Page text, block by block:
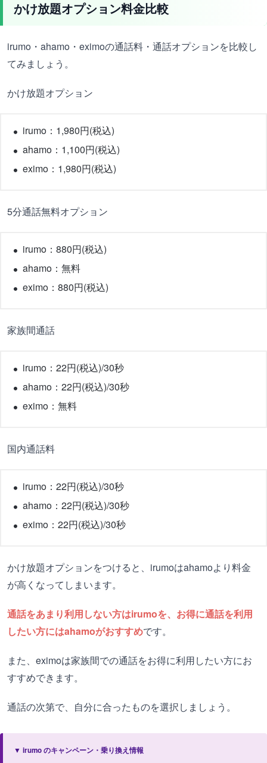
かけ放題オプション料金比較
irumo・ahamo・eximoの通話料・通話オプションを比較し
てみましょう。
かけ放題オプション
irumo：1,980円(税込)
ahamo：1,100円(税込)
eximo：1,980円(税込)
5分通話無料オプション
irumo：880円(税込)
ahamo：無料
eximo：880円(税込)
家族間通話
irumo：22円(税込)/30秒
ahamo：22円(税込)/30秒
eximo：無料
国内通話料
irumo：22円(税込)/30秒
ahamo：22円(税込)/30秒
eximo：22円(税込)/30秒
かけ放題オプションをつけると、irumoはahamoより料金
が高くなってしまいます。
通話をあまり利用しない方はirumoを、お得に通話を利用
したい方にはahamoがおすすめです。
また、eximoは家族間での通話をお得に利用したい方にお
すすめできます。
通話の次第で、自分に合ったものを選択しましょう。
▼ irumo のキャンペーン・乗り換え情報